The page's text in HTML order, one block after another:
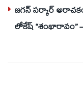
జగన్ సర్కార్
లోకేష్ “శంఖారావం”